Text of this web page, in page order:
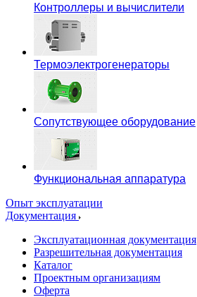
Контроллеры и вычислители
Термоэлектрогенераторы
Сопутствующее оборудование
Функциональная аппаратура
Опыт эксплуатации
Документация
Эксплуатационная документация
Разрешительная документация
Каталог
Проектным организациям
Оферта